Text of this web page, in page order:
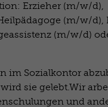
Erzieher (m/w/d),
(m/w/d),
(m/w/d)
im Sozialkontor
sie gelebt.Wir
und